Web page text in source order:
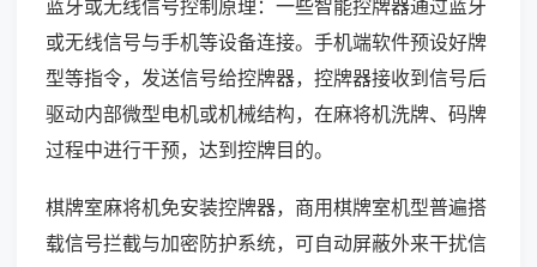
蓝牙或无线信号控制原理：一些智能控牌器通过蓝牙
或无线信号与手机等设备连接。手机端软件预设好牌
型等指令，发送信号给控牌器，控牌器接收到信号后
驱动内部微型电机或机械结构，在麻将机洗牌、码牌
过程中进行干预，达到控牌目的。
棋牌室麻将机免安装控牌器，商用棋牌室机型普遍搭
载信号拦截与加密防护系统，可自动屏蔽外来干扰信